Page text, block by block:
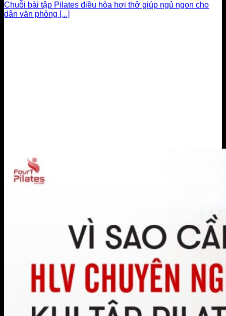
Chuỗi bài tập Pilates điều hòa hơi thở giúp ngủ ngon cho
dân văn phòng [...]